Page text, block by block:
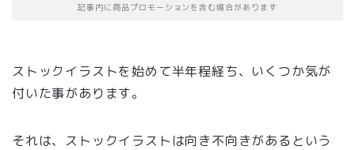
記事内に商品プロモーションを含む場合があります
ストックイラストを始めて半年程経ち、いくつか気が
付いた事があります。
それは、ストックイラストは向き不向きがあるという